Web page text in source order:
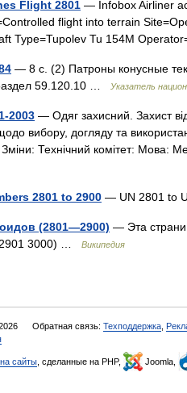
Flight 2801 — Infobox Airliner
flight into terrain
Type=Tupolev Tu 154M
— 8 с. (2) Патроны конусные
59.120.10 …
Указатель
2003 — Одяг захисний. Захист
вибору, догляду та
Зміни: Технічний комітет:
2801 to 2900 — UN 2801 to
(2801—2900) — Эта
3000) …
Википедия
Обратная связь: Техподдержка
сайты , сделанные на PHP, Joomla,